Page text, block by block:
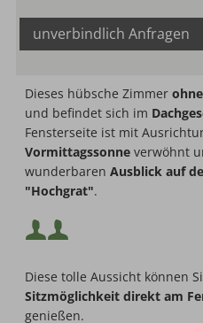
Maximalbelegung:
unverbindlich Anfragen
Dieses hübsche Zimmer
und befindet sich im
Fensterseite ist mit
Vormittagssonne verwöhnt
wunderbarenAusblick auf
"Hochgrat".
Mindestbelegung:
Maximalbelegung:
Diese tolle Aussicht können
Sitzmöglichkeit direkt am
genießen.